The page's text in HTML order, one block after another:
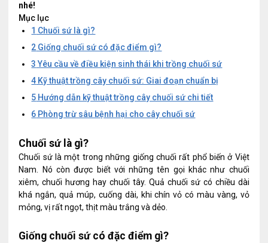
nhé!
Mục lục
1 Chuối sứ là gì?
2 Giống chuối sứ có đặc điểm gì?
3Yêu cầu về điều kiện sinh thái khi trồng chuối sứ
4 Kỹ thuật trồng cây chuối sứ: Giai đoạn chuẩn bị
5 Hướng dẫn kỹ thuật trồng cây chuối sứ chi tiết
6 Phòng trừ sâu bệnh hại cho cây chuối sứ
Chuối sứ là gì?
Chuối sứ là một trong những giống chuối rất phổ biến ở Việt
Nam. Nó còn được biết với những tên gọi khác như chuối
xiêm, chuối hương hay chuối tây. Quả chuối sứ có chiều dài
khá ngắn, quả múp, cuống dài, khi chín vỏ có màu vàng, vỏ
mỏng, vị rất ngọt, thịt màu trắng và dẻo.
Giống chuối sứ có đặc điểm gì?